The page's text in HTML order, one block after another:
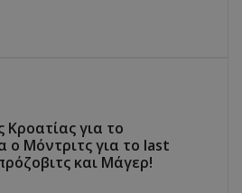
για το
Μόντριτς για το last
και Μάγερ!